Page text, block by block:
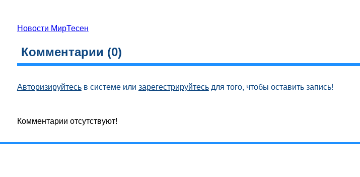
Новости МирТесен
Комментарии (0)
Авторизируйтесьв системе или зарегестрируйтесьдля того, чтобы оставить запись!
Комментарии отсутствуют!